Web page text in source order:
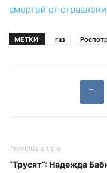
смертей от
МЕТКИ: газ
Previous article
“Трусят”: Надежда